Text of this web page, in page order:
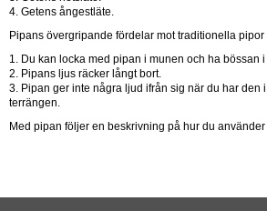
4. Getens ångestläte.
Pipans övergripande fördelar mot traditionella pipor
1. Du kan locka med pipan i munen och ha bössan
2. Pipans ljus räcker långt bort.
3. Pipan ger inte några ljud ifrån sig när du har den
terrängen.
Med pipan följer en beskrivning på hur du använder